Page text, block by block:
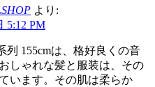
より:
5:12 PM
列 155cmは、格好良くの音
しゃれな髪と服装は、その
います。その肌は柔らか